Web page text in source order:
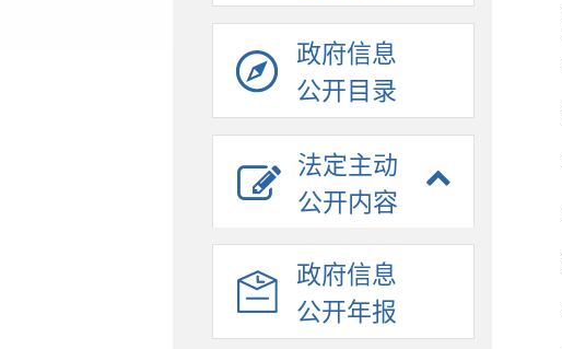
政府信息
公开目录
法定主动
公开内容
政府信息
公开年报